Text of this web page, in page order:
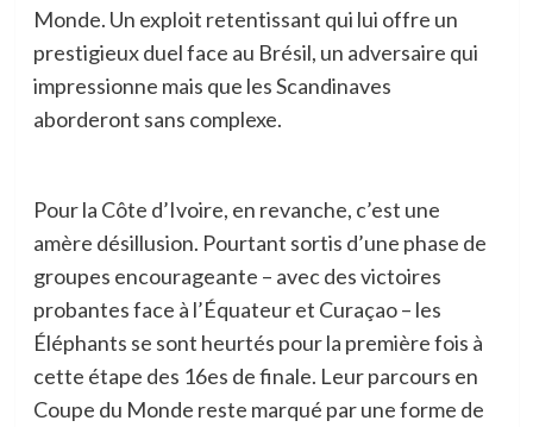
Monde. Un exploit retentissant qui lui offre un
prestigieux duel face au Brésil, un adversaire qui
impressionne mais que les Scandinaves
aborderont sans complexe.
Pour la Côte d’Ivoire, en revanche, c’est une
amère désillusion. Pourtant sortis d’une phase de
groupes encourageante – avec des victoires
probantes face à l’Équateur et Curaçao – les
Éléphants se sont heurtés pour la première fois à
cette étape des 16es de finale. Leur parcours en
Coupe du Monde reste marqué par une forme de